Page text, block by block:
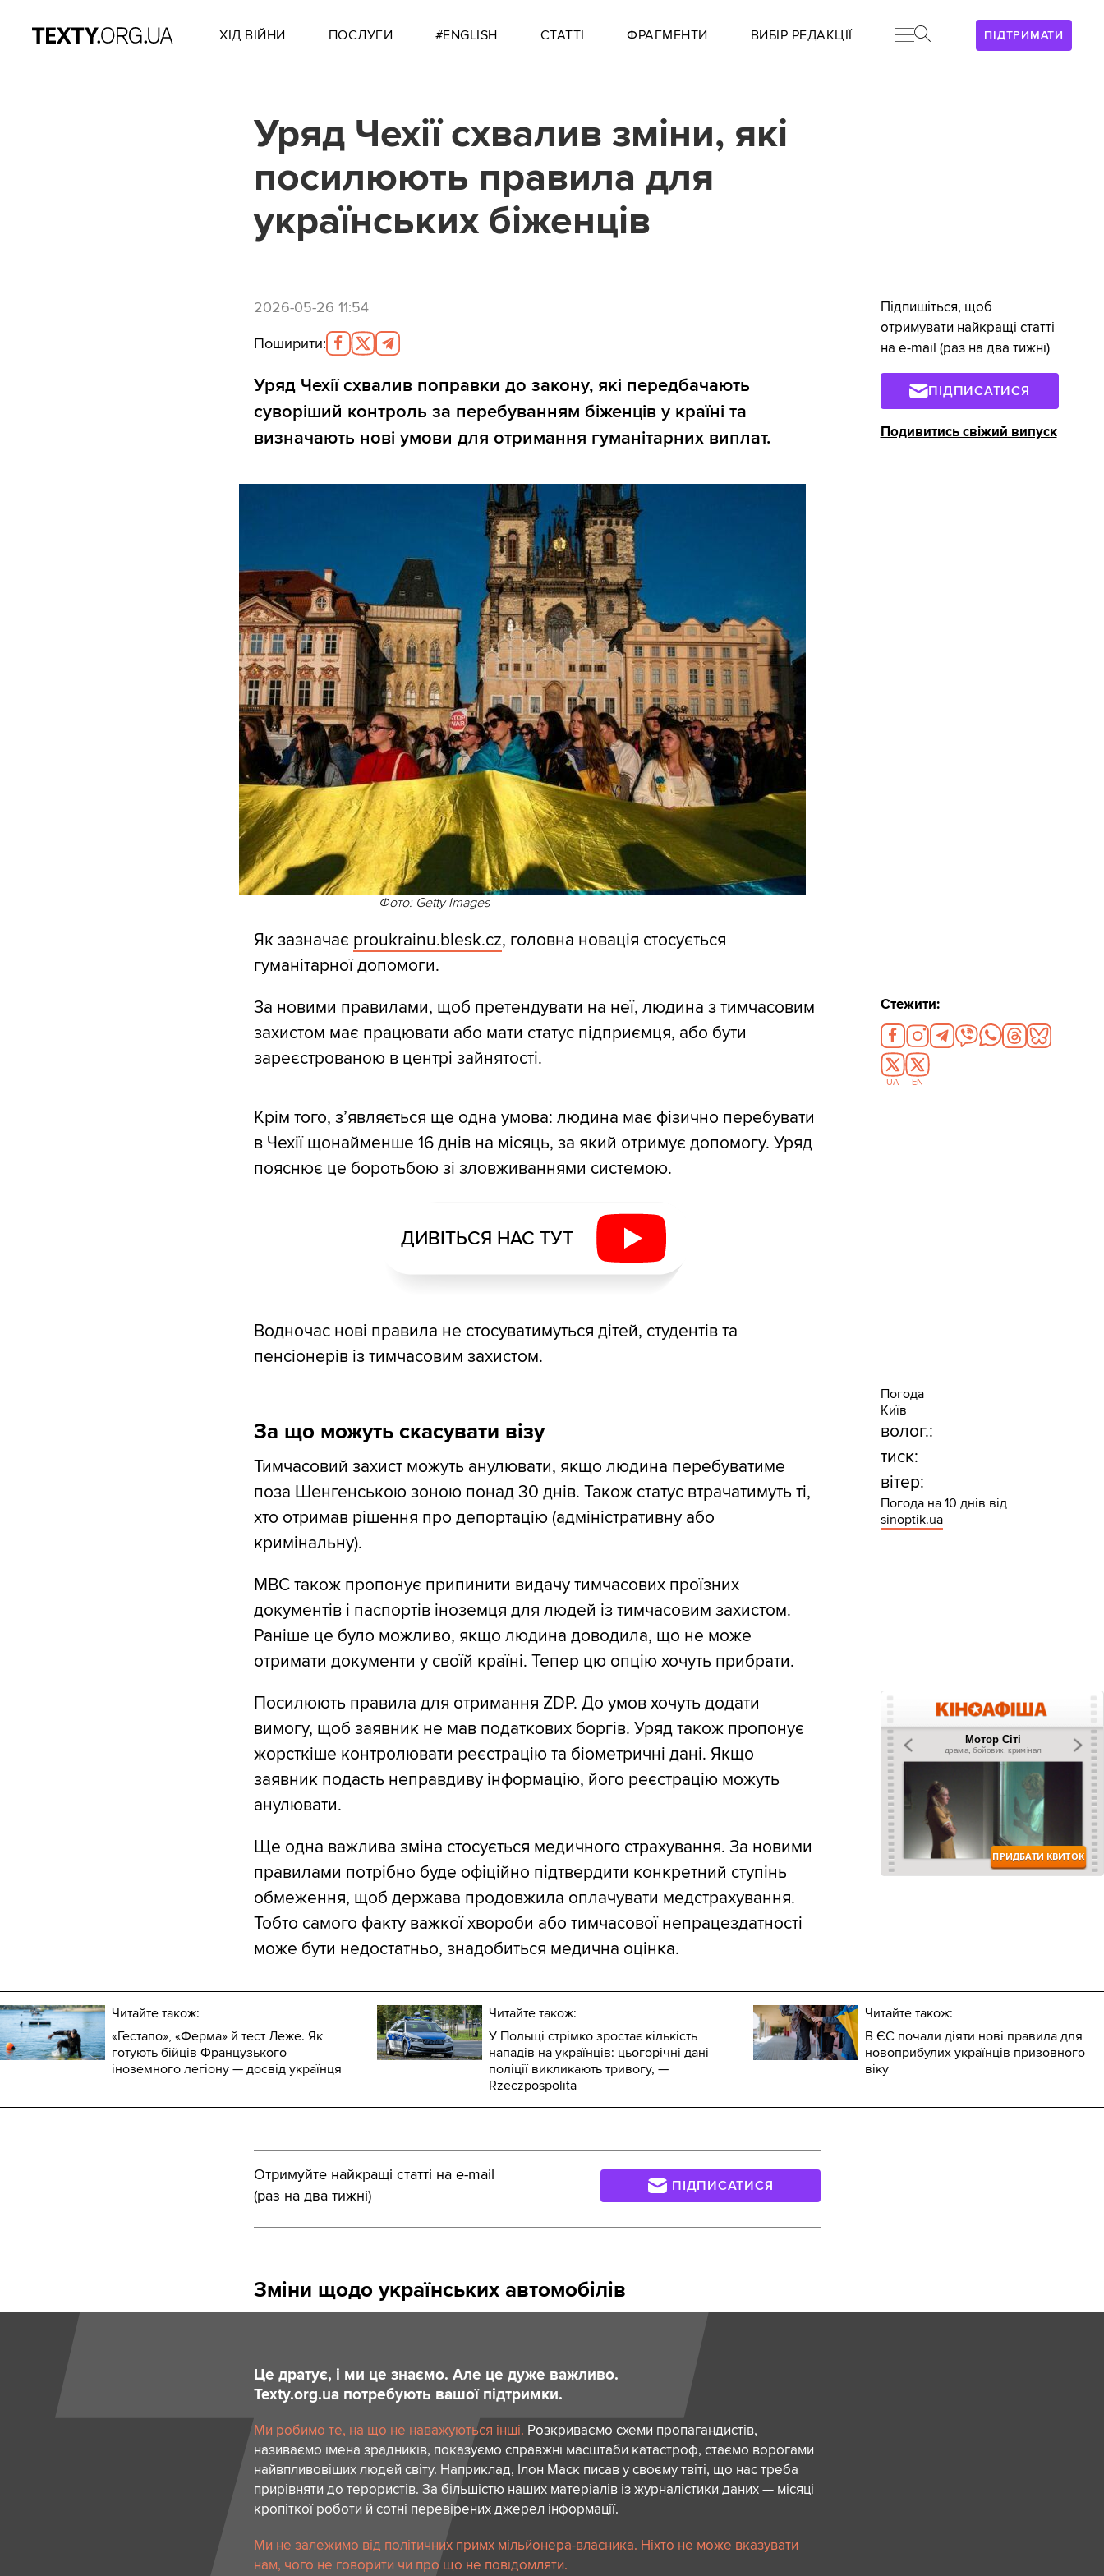
ПІДТРИМАТИ
ХІД ВІЙНИ ПОСЛУГИ #ENGLISH СТАТТІ ФРАГМЕНТИ ВИБІР РЕДАКЦІЇ
Уряд Чехії схвалив зміни, які
посилюють правила для
українських біженців
2026-05-26 11:54
Поширити:
Уряд Чехії схвалив поправки до закону, які передбачають
суворіший контроль за перебуванням біженців у країні та
визначають нові умови для отримання гуманітарних виплат.
Фото: Getty Images
Як зазначає proukrainu.blesk.cz, головна новація стосується
гуманітарної допомоги.
За новими правилами, щоб претендувати на неї, людина з тимчасовим
захистом має працювати або мати статус підприємця, або бути
зареєстрованою в центрі зайнятості.
Крім того, з’являється ще одна умова: людина має фізично перебувати
в Чехії щонайменше 16 днів на місяць, за який отримує допомогу. Уряд
пояснює це боротьбою зі зловживаннями системою.
ДИВІТЬСЯ НАС ТУТ
Водночас нові правила не стосуватимуться дітей, студентів та
пенсіонерів із тимчасовим захистом.
За що можуть скасувати візу
Тимчасовий захист можуть анулювати, якщо людина перебуватиме
поза Шенгенською зоною понад 30 днів. Також статус втрачатимуть ті,
хто отримав рішення про депортацію (адміністративну або
кримінальну).
МВС також пропонує припинити видачу тимчасових проїзних
документів і паспортів іноземця для людей із тимчасовим захистом.
Раніше це було можливо, якщо людина доводила, що не може
отримати документи у своїй країні. Тепер цю опцію хочуть прибрати.
Посилюють правила для отримання ZDP. До умов хочуть додати
вимогу, щоб заявник не мав податкових боргів. Уряд також пропонує
жорсткіше контролювати реєстрацію та біометричні дані. Якщо
заявник подасть неправдиву інформацію, його реєстрацію можуть
анулювати.
Ще одна важлива зміна стосується медичного страхування. За новими
правилами потрібно буде офіційно підтвердити конкретний ступінь
обмеження, щоб держава продовжила оплачувати медстрахування.
Тобто самого факту важкої хвороби або тимчасової непрацездатності
може бути недостатньо, знадобиться медична оцінка.
Читайте також:
«Гестапо», «Ферма» й тест Леже. Як
готують бійців Французького
іноземного легіону — досвід українця
Читайте також:
У Польщі стрімко зростає кількість
нападів на українців: цьогорічні дані
поліції викликають тривогу, —
Rzeczpospolita
Читайте також:
В ЄС почали діяти нові правила для
новоприбулих українців призовного
віку
Отримуйте найкращі статті на e-mail
(раз на два тижні)
ПІДПИСАТИСЯ
Зміни щодо українських автомобілів
Це дратує, і ми це знаємо. Але це дуже важливо.
Texty.org.ua потребують вашої підтримки.
Ми робимо те, на що не наважуються інші. Розкриваємо схеми пропагандистів,
називаємо імена зрадників, показуємо справжні масштаби катастроф, стаємо ворогами
найвпливовіших людей світу. Наприклад, Ілон Маск писав у своєму твіті, що нас треба
прирівняти до терористів. За більшістю наших матеріалів із журналістики даних — місяці
кропіткої роботи й сотні перевірених джерел інформації.
Ми не залежимо від політичних примх мільйонера-власника. Ніхто не може вказувати
нам, чого не говорити чи про що не повідомляти.
Підпишіться, щоб
отримувати найкращі статті
на e-mail (раз на два тижні)
ПІДПИСАТИСЯ
Подивитись свіжий випуск
Стежити:
UA EN
Погода
Київ
волог.:
тиск:
вітер:
Погода на 10 днів від
sinoptik.ua